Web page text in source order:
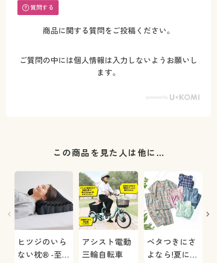
質問する
商品に関する質問をご投稿ください。
ご質問の中には個人情報は入力しないようお願いし
ます。
この商品を見た人は他に…
ヒツジのいら
ない枕® -至
アシスト電動
三輪自転車
ベタつきにさ
よなら!夏に心